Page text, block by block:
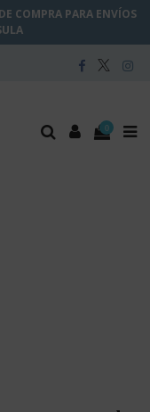
COMPRA PARA ENVÍOS
0